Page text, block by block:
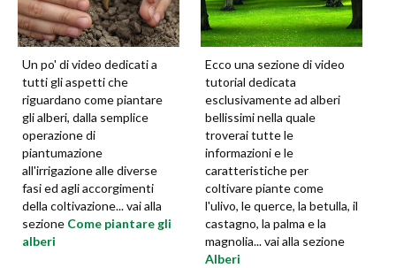
Un po' di video dedicati a
tutti gli aspetti che
riguardano come piantare
gli alberi, dalla semplice
operazione di
piantumazione
all'irrigazione alle diverse
fasi ed agli accorgimenti
della coltivazione... vai alla
sezione Come piantare gli
alberi
Ecco una sezione di video
tutorial dedicata
esclusivamente ad alberi
bellissimi nella quale
troverai tutte le
informazioni e le
caratteristiche per
coltivare piante come
l'ulivo, le querce, la betulla, il
castagno, la palma e la
magnolia... vai alla sezione
Alberi